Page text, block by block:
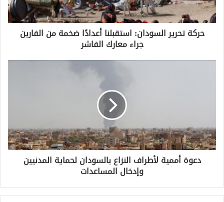
حركة تحرير السودان: استقبلنا أعدادًا ضخمة من الفارين
جراء معارك الفاشر
دعوة أممية لأطراف النزاع بالسودان لحماية المدنيين
وإدخال المساعدات